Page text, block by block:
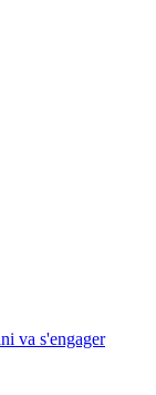
va s'engager